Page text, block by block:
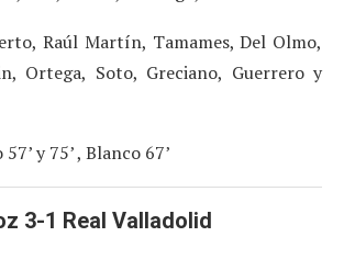
Raúl Martín, Tamames, Del Olmo,
Ortega, Soto, Greciano, Guerrero y
y 75’ , Blanco 67’
3-1 Real Valladolid